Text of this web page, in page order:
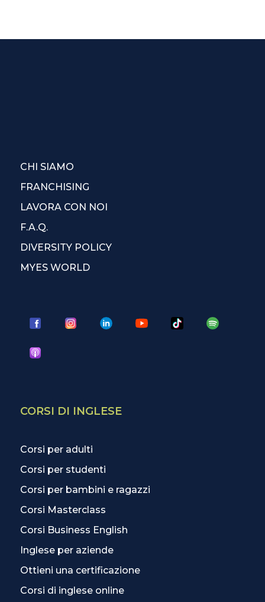
CHI SIAMO
FRANCHISING
LAVORA CON NOI
F.A.Q.
DIVERSITY POLICY
MYES WORLD
CORSI DI INGLESE
Corsi per adulti
Corsi per studenti
Corsi per bambini e ragazzi
Corsi Masterclass
Corsi Business English
Inglese per aziende
Ottieni una certificazione
Corsi di inglese online